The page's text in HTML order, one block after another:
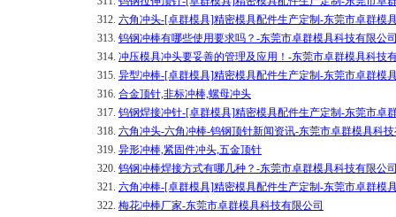
312. 六角冲头-[卓群模具]精密模具配件生产定制-东莞市卓群模
313. 钨钢冲棒有哪些使用要求吗？-东莞市卓群模具科技有限公
314. 冲压模具冲头要妥善的管理及应用！-东莞市卓群模具科技
315. 异型冲棒-[卓群模具]精密模具配件生产定制-东莞市卓群模
316. 合金顶针,非标冲棒,螺母冲头
317. 钨钢焊接冲针-[卓群模具]精密模具配件生产定制-东莞市卓
318. 六角冲头-六角冲棒-钨钢顶针新闻资讯-东莞市卓群模具科
319. 异形冲棒,紧固件冲头,五金顶针
320. 钨钢冲棒焊接方式有哪几种？-东莞市卓群模具科技有限公
321. 六角冲棒-[卓群模具]精密模具配件生产定制-东莞市卓群模
322. 梅花冲棒厂家-东莞市卓群模具科技有限公司